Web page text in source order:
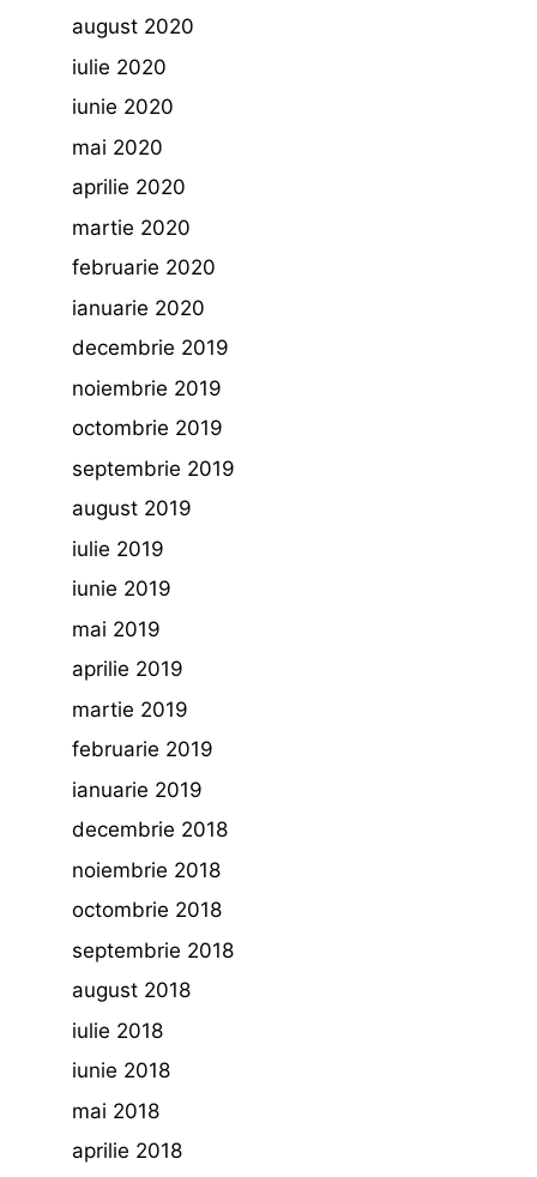
august 2020
iulie 2020
iunie 2020
mai 2020
aprilie 2020
martie 2020
februarie 2020
ianuarie 2020
decembrie 2019
noiembrie 2019
octombrie 2019
septembrie 2019
august 2019
iulie 2019
iunie 2019
mai 2019
aprilie 2019
martie 2019
februarie 2019
ianuarie 2019
decembrie 2018
noiembrie 2018
octombrie 2018
septembrie 2018
august 2018
iulie 2018
iunie 2018
mai 2018
aprilie 2018